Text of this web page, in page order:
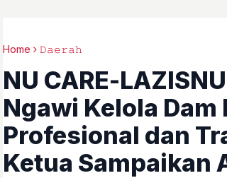
Home 𝙳𝚊𝚎𝚛𝚊𝚑
NU CARE-
Ngawi Kelola
Profesional dan
Ketua Sampaikan